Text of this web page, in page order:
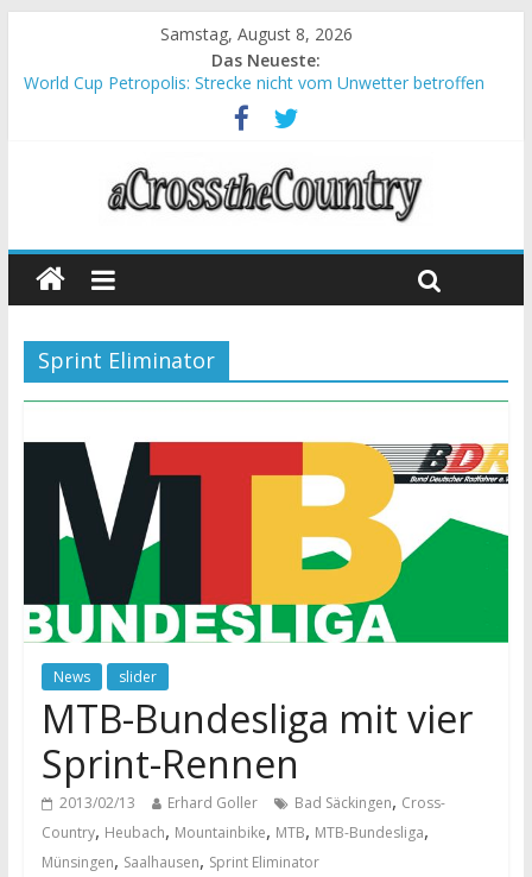
Samstag, August 8, 2026
Das Neueste:
World Cup Petropolis: Strecke nicht vom Unwetter betroffen
Krumbach und Obergessertshausen: Mountainbike-Bundesliga
Supercup Massi Banyoles: Siege für Carod und Richards
Halbzeit beim Andalucia Bike Race: Weltmeister Seewald führt
Chelva: Schweizer Doppelsieg beim ersten XCO-Rennen der
Sprint Eliminator
News slider
MTB-Bundesliga mit vier
Sprint-Rennen
2013/02/13 Erhard Goller Bad Säckingen, Cross-
Country, Heubach, Mountainbike, MTB, MTB-Bundesliga,
Münsingen, Saalhausen, Sprint Eliminator